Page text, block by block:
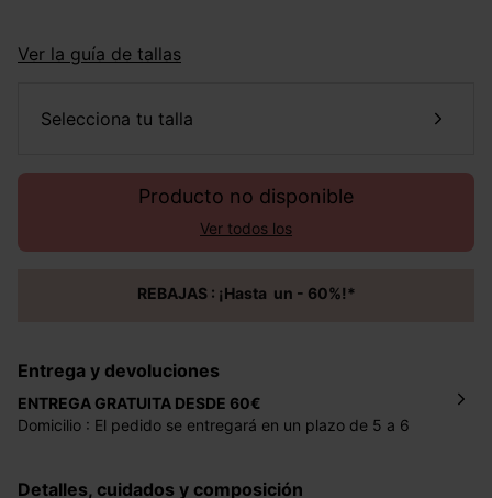
Ver la guía de tallas
selecciona tu talla
Producto no disponible
Ver todos los
REBAJAS : ¡Hasta un - 60%!*
Entrega y devoluciones
ENTREGA GRATUITA DESDE 60€
Domicilio : El pedido se entregará en un plazo de 5 a 6
Mondial Relay : El pedido se entregará en un plazo de 5
Detalles, cuidados y composición